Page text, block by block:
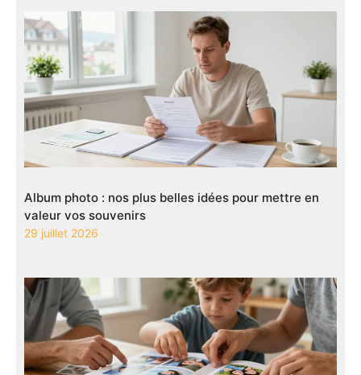
Album photo : nos plus belles idées pour mettre en
valeur vos souvenirs
29 juillet 2026